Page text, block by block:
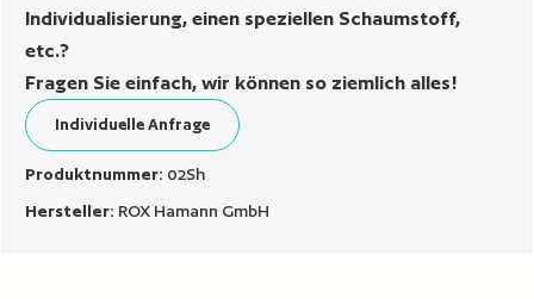
Individualisierung, einen speziellen Schaumstoff,
etc.?
Fragen Sie einfach, wir können so ziemlich alles!
Individuelle Anfrage
Produktnummer: 02Sh
Hersteller: ROX Hamann GmbH